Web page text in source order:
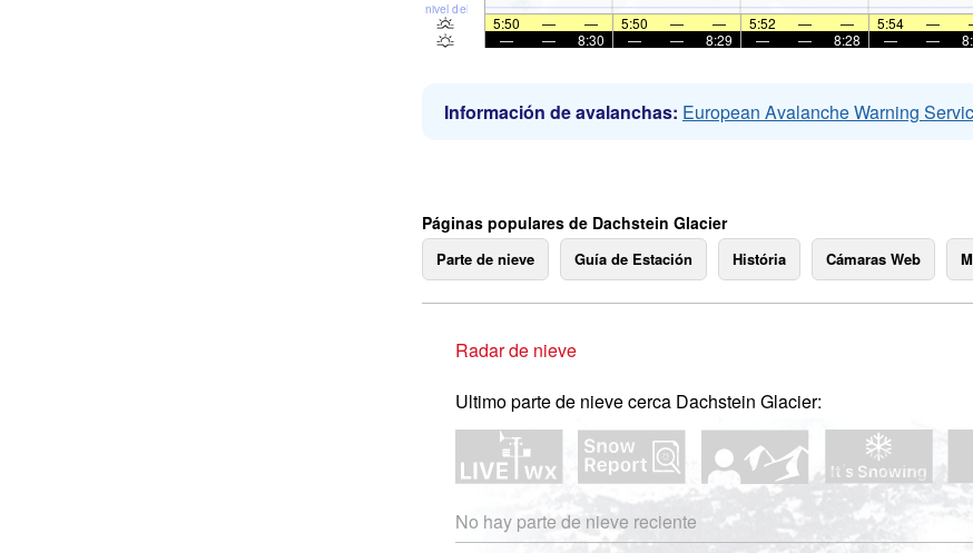
nivel del mar
5:50 — — 5:50 — — 5:52 — — 5:54 —
—
— 8:30 — — 8:29 — — 8:28 — —
Información de avalanchas: European Avalanche Warning
Páginas populares de Dachstein Glacier
Parte de nieve Guía de Estación História Cámaras Web
Radar de nieve
Ultimo parte de nieve cerca Dachstein Glacier:
No hay parte de nieve reciente